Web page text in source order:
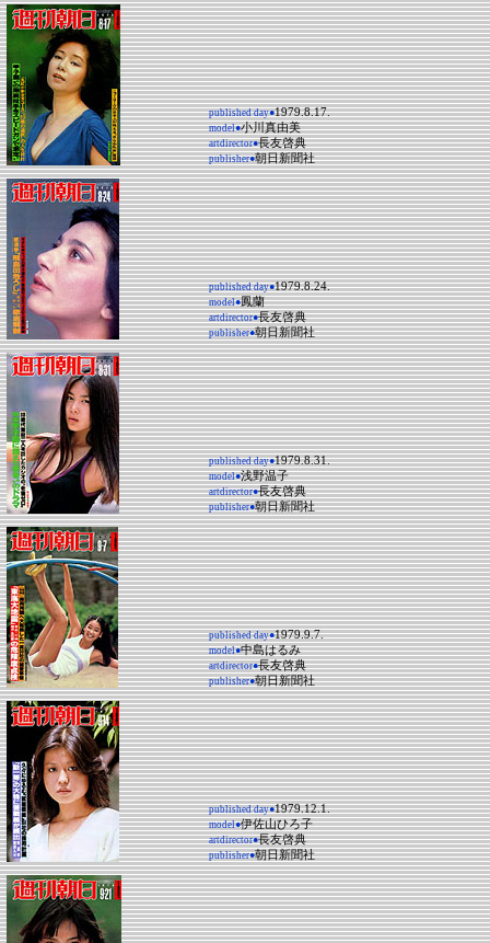
published day●1979.8.17.
model●小川真由美
artdirector●長友啓典
publisher●朝日新聞社
published day●1979.8.24.
model●鳳蘭
artdirector●長友啓典
publisher●朝日新聞社
published day●1979.8.31.
model●浅野温子
artdirector●長友啓典
publisher●朝日新聞社
published day●1979.9.7.
model●中島はるみ
artdirector●長友啓典
publisher●朝日新聞社
published day●1979.12.1.
model●伊佐山ひろ子
artdirector●長友啓典
publisher●朝日新聞社